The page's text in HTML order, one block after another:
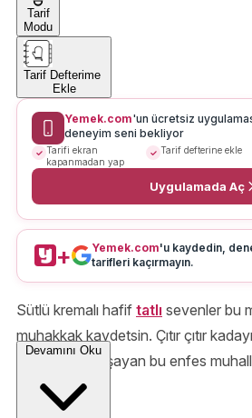
Tarif
Modu
Tarif Defterime
Ekle
Yemek.com'un ücretsiz
deneyim seni bekliyor
Tarifi ekran
kapanmadan yap
Tarif defterine ekle
Uygulamada Aç
+ Yemek.com'u kaydedin,
tarifleri kaçırmayın.
Sütlü kremalı hafif tatlı sevenler bu
muhakkak kaydetsin. Çıtır çıtır
damağınızı okşayan bu enfes
tatlınız olacak.
Devamını Oku